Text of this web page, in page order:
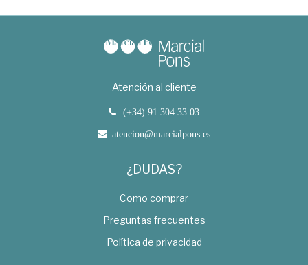
Atención al cliente
(+34) 91 304 33 03
atencion@marcialpons.es
¿DUDAS?
Como comprar
Preguntas frecuentes
Política de privacidad